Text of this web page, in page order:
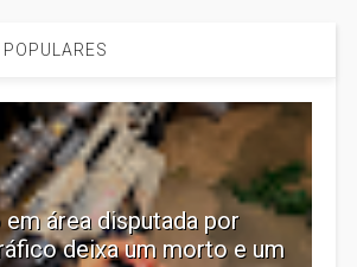
área disputada por
deixa um morto e um